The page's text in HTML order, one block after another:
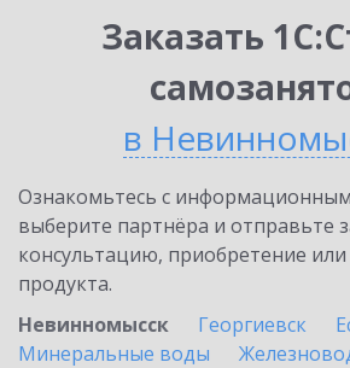
Заказать
в
Ознакомьтесь с
выберите партнёра и отправьте
консультацию, приобретение
продукта.
Невинномысск
Георгиевск
Минеральные воды